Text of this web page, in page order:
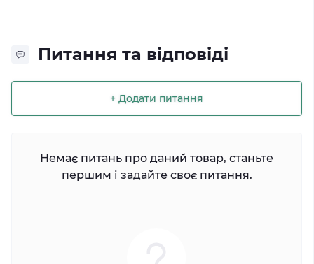
Питання та відповіді
+ Додати питання
Немає питань про даний товар, станьте
першим і задайте своє питання.